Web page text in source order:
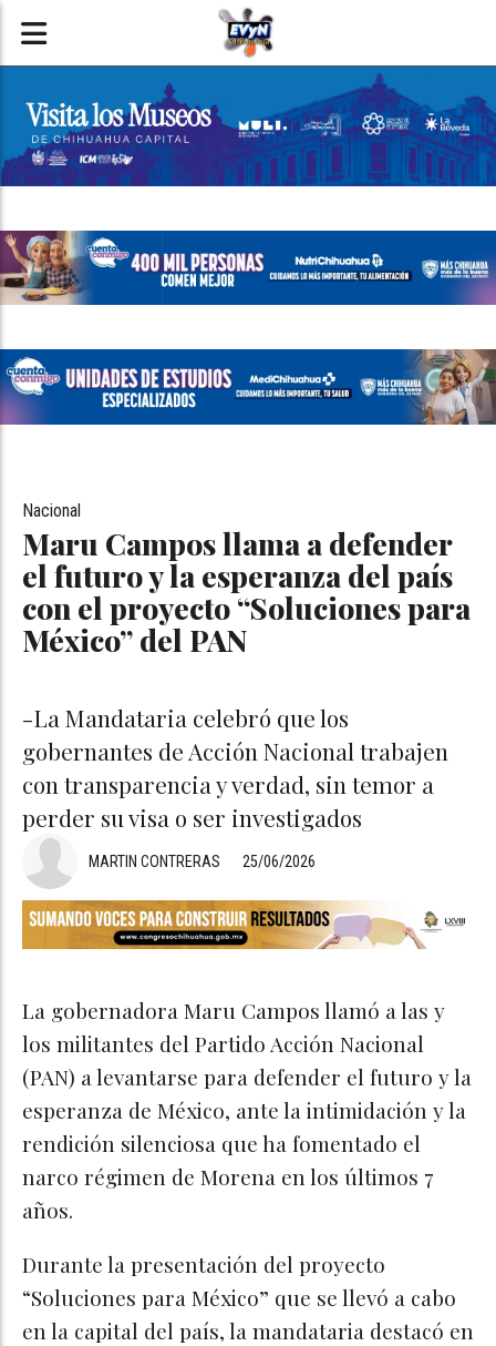
Maru Campos llama a defender
el futuro y la esperanza del país
con el proyecto “Soluciones para
México” del PAN
-La Mandataria celebró que los
gobernantes de Acción Nacional trabajen
con transparencia y verdad, sin temor a
perder su visa o ser investigados
Nacional
25/06/2026
MARTIN CONTRERAS
La gobernadora Maru Campos llamó a las y
los militantes del Partido Acción Nacional
(PAN) a levantarse para defender el futuro y la
esperanza de México, ante la intimidación y la
rendición silenciosa que ha fomentado el
narco régimen de Morena en los últimos 7
años.
Durante la presentación del proyecto
“Soluciones para México” que se llevó a cabo
en la capital del país, la mandataria destacó en